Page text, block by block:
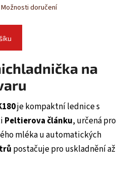
Možnosti doručení
na
je kompaktní lednice s
Peltierova článku, určená pro
mléka u automatických
postačuje pro uskladnění až